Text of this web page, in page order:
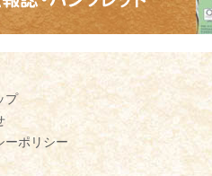
プ
ーポリシー